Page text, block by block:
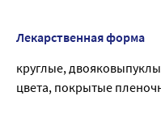
Лекарственная форма
круглые,
цвета, покрытые